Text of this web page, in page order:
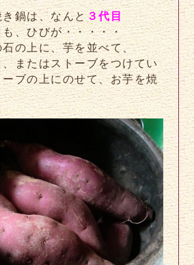
鍋は、なんと３代目
、ひびが・・・・・
の上に、芋を並べて、
またはストーブをつけてい
ブの上にのせて、お芋を焼